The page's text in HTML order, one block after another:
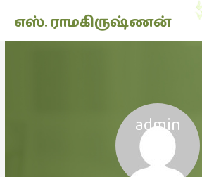
எஸ். ராமகிருஷ்ணன்
admin